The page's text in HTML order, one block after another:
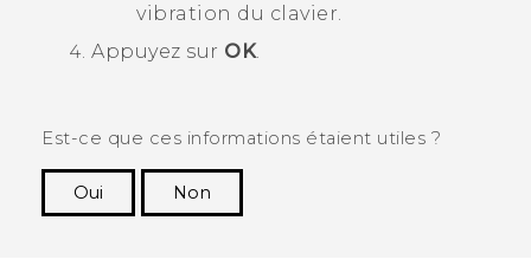
vibration du clavier.
Appuyez sur OK.
Est-ce que ces informations étaient utiles ?
Oui
Non